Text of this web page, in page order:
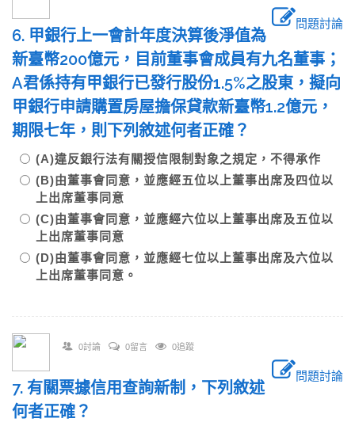
問題討論
6. 甲銀行上一會計年度決算後淨值為
新臺幣200億元，目前董事會成員有九名董事；
A君係持有甲銀行已發行股份1.5%之股東，擬向
甲銀行申請購置房屋擔保貸款新臺幣1.2億元，
期限七年，則下列敘述何者正確？
(A)違反銀行法有關授信限制對象之規定，不得承作
(B)由董事會同意，並應經五位以上董事出席及四位以
上出席董事同意
(C)由董事會同意，並應經六位以上董事出席及五位以
上出席董事同意
(D)由董事會同意，並應經七位以上董事出席及六位以
上出席董事同意。
0討論 0留言 0追蹤
問題討論
7. 有關票據信用查詢新制，下列敘述
何者正確？